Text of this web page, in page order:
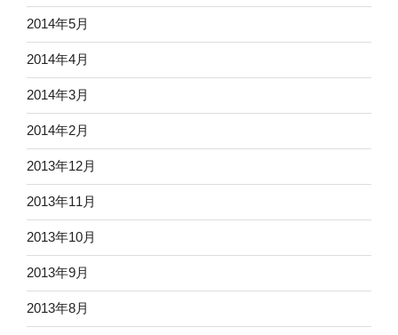
2014年5月
2014年4月
2014年3月
2014年2月
2013年12月
2013年11月
2013年10月
2013年9月
2013年8月